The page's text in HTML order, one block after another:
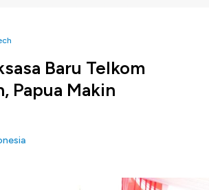
Baru Telkom
Papua Makin